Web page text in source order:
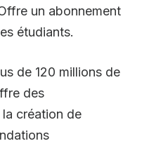
un abonnement
étudiants.
de 120 millions de
des
création de